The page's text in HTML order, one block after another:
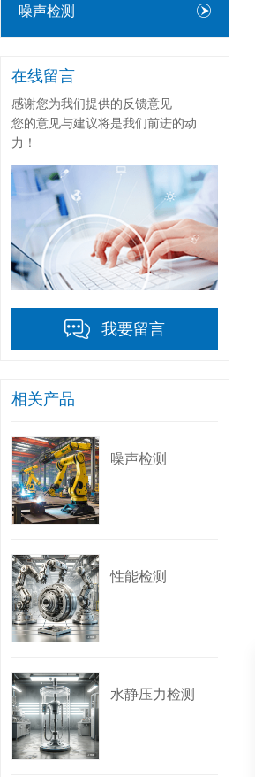
噪声检测
在线留言
感谢您为我们提供的反馈意见
您的意见与建议将是我们前进的动
力！
我要留言
相关产品
噪声检测
性能检测
水静压力检测